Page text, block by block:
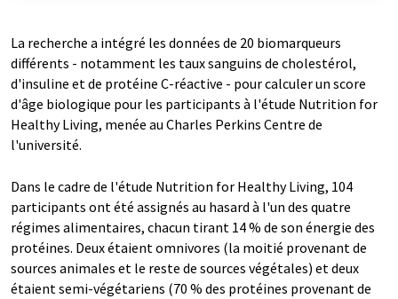
La recherche a intégré les données de 20 biomarqueurs
différents - notamment les taux sanguins de cholestérol,
d'insuline et de protéine C-réactive - pour calculer un score
d'âge biologique pour les participants à l'étude Nutrition for
Healthy Living, menée au Charles Perkins Centre de
l'université.
Dans le cadre de l'étude Nutrition for Healthy Living, 104
participants ont été assignés au hasard à l'un des quatre
régimes alimentaires, chacun tirant 14 % de son énergie des
protéines. Deux étaient omnivores (la moitié provenant de
sources animales et le reste de sources végétales) et deux
étaient semi-végétariens (70 % des protéines provenant de